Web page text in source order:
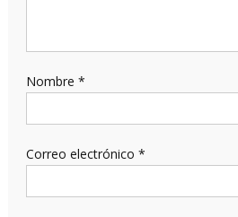
Nombre *
Correo electrónico *